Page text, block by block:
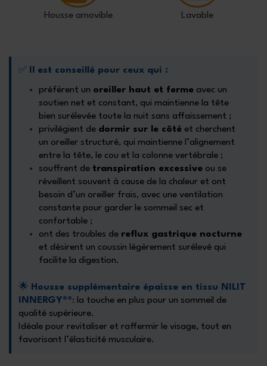
Housse amovible Lavable
✅ Il est conseillé pour ceux qui :
préfèrent un oreiller haut et ferme avec un
soutien net et constant, qui maintienne la tête
bien surélevée toute la nuit sans affaissement ;
privilégient de dormir sur le côté et cherchent
un oreiller structuré, qui maintienne l’alignement
entre la tête, le cou et la colonne vertébrale ;
souffrent de transpiration excessive ou se
réveillent souvent à cause de la chaleur et ont
besoin d’un oreiller frais, avec une ventilation
constante pour garder le sommeil sec et
confortable ;
ont des troubles de reflux gastrique nocturne
et désirent un coussin légèrement surélevé qui
facilite la digestion.
🌟 Housse supplémentaire épaisse en tissu NILIT
INNERGY®®: la touche en plus pour un sommeil de
qualité supérieure.
Idéale pour revitaliser et raffermir le visage, tout en
favorisant l’élasticité musculaire.